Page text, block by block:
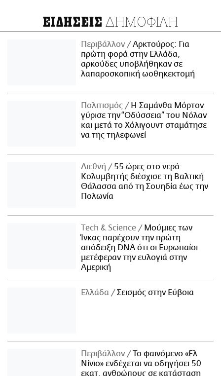
ΕΙΔΗΣΕΙΣ ΔΗΜΟΦΙΛΗ
Περιβάλλον
Αρκτούρος: Για
πρώτη φορά στην Ελλάδα,
αρκούδες υποβλήθηκαν σε
λαπαροσκοπική ωοθηκεκτομή
Πολιτισμός
Η Σαμάνθα Μόρτον
γύρισε την “Οδύσσεια” του Νόλαν
και μετά το Χόλιγουντ σταμάτησε
να της τηλεφωνεί
Διεθνή
55 ώρες στο νερό:
Κολυμβητής διέσχισε τη Βαλτική
Θάλασσα από τη Σουηδία έως την
Πολωνία
Τech & Science
Μούμιες των
Ίνκας παρέχουν την πρώτη
απόδειξη DNA ότι οι Ευρωπαίοι
μετέφεραν την ευλογιά στην
Αμερική
Ελλάδα Σεισμός στην Εύβοια
Περιβάλλον
Το φαινόμενο «Ελ
Νίνιο» ενδέχεται να οδηγήσει 50
εκατ. ανθρώπους σε κατάσταση